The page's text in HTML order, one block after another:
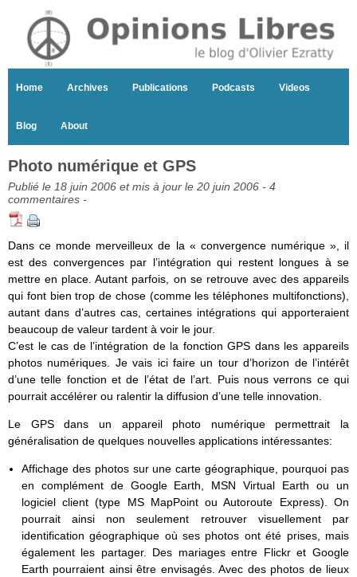
Home Archives Publications Podcasts Videos
Blog About
Photo numérique et GPS
Publié le 18 juin 2006 et mis à jour le 20 juin 2006 - 4
commentaires -
Dans ce monde merveilleux de la « convergence numérique », il
est des convergences par l’intégration qui restent longues à se
mettre en place. Autant parfois, on se retrouve avec des appareils
qui font bien trop de chose (comme les téléphones multifonctions),
autant dans d’autres cas, certaines intégrations qui apporteraient
beaucoup de valeur tardent à voir le jour.
C’est le cas de l’intégration de la fonction GPS dans les appareils
photos numériques. Je vais ici faire un tour d’horizon de l’intérêt
d’une telle fonction et de l’état de l’art. Puis nous verrons ce qui
pourrait accélérer ou ralentir la diffusion d’une telle innovation.
Le GPS dans un appareil photo numérique permettrait la
généralisation de quelques nouvelles applications intéressantes:
Affichage des photos sur une carte géographique, pourquoi pas
en complément de Google Earth, MSN Virtual Earth ou un
logiciel client (type MS MapPoint ou Autoroute Express). On
pourrait ainsi non seulement retrouver visuellement par
identification géographique où ses photos ont été prises, mais
également les partager. Des mariages entre Flickr et Google
Earth pourraient ainsi être envisagés. Avec des photos de lieux